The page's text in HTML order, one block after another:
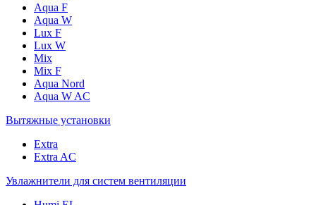
Aqua F
Aqua W
Lux F
Lux W
Mix
Mix F
Aqua Nord
Aqua W AC
Вытяжные установки
Extra
Extra AC
Увлажнители для систем вентиляции